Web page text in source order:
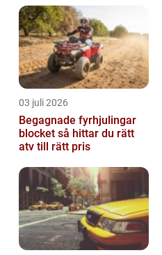
03 juli 2026
Begagnade fyrhjulingar
blocket så hittar du rätt
atv till rätt pris